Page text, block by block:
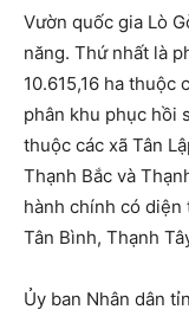
Vườn quốc gia Lò
năng. Thứ nhất là
10.615,16 ha thuộc
phân khu phục hồi
thuộc các xã Tân
Thạnh Bắc và
hành chính có diện
Tân Bình, Thạnh
Ủy ban Nhân dân